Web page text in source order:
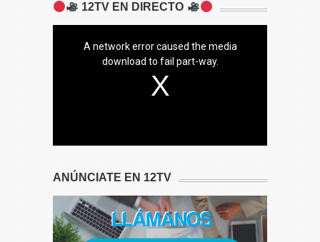
12TV EN DIRECTO
A network error caused the media
download to fail part-way.
ANÚNCIATE EN 12TV